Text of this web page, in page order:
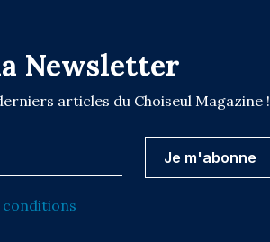
Newsletter
articles du Choiseul Magazine !
conditions